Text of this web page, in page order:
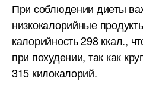
При соблюдении диеты
низкокалорийные
калорийность 298 ккал.,
при похудении, так как
315 килокалорий.